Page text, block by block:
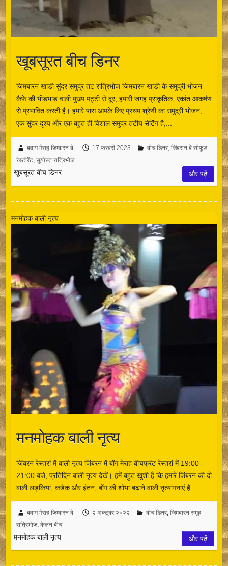
खूबसूरत बीच डिनर
जिमबारन खाड़ी सुंदर समुद्र तट रात्रिभोज जिमबारन खाड़ी के समुद्री भोजन
कैफे की भीड़भाड़ वाली मुख्य पट्टी से दूर, हमारी जगह प्राकृतिक, एकांत आकर्षण
से प्रभावित करती है। हमारे पास आपके लिए प्रथम श्रेणी का समुद्री भोजन,
एक सुंदर दृश्य और एक बहुत ही विशाल समुद्र तटीय सेटिंग है,...
बवांग मेराह जिम्बारन बे 17 फ़रवरी 2023 बीच डिनर, जिंबरान बे सीफूड
रेस्टोरेंट, सूर्यास्त रात्रिभोज
खूबसूरत बीच डिनर और पढ़ें
मनमोहक बाली नृत्य
मनमोहक बाली नृत्य
जिंबरन रेस्तरां में बाली नृत्य जिंबरन में बोंग मेराह बीचफ्रंट रेस्तरां में 19:00 -
21:00 बजे, प्रतिदिन बाली नृत्य देखें। हमें बहुत खुशी है कि हमारे जिंबरन की दो
बाली लड़कियां, कडेक और इंतन, बोंग की शोभा बढ़ाने वाली नृत्यांगनाएं हैं...
बवांग मेराह जिम्बारन बे २ अक्टूबर २०२२ बीच डिनर, जिमबारन समूह
रात्रिभोज, केलन बीच
मनमोहक बाली नृत्य और पढ़ें